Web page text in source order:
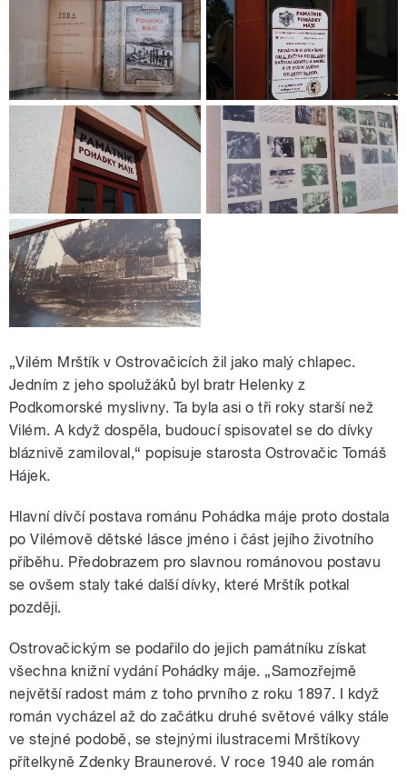
„Vilém Mrštík v Ostrovačicích žil jako malý chlapec.
Jedním z jeho spolužáků byl bratr Helenky z
Podkomorské myslivny. Ta byla asi o tři roky starší než
Vilém. A když dospěla, budoucí spisovatel se do dívky
bláznivě zamiloval,“ popisuje starosta Ostrovačic Tomáš
Hájek.
Hlavní dívčí postava románu Pohádka máje proto dostala
po Vilémově dětské lásce jméno i část jejího životního
příběhu. Předobrazem pro slavnou románovou postavu
se ovšem staly také další dívky, které Mrštík potkal
později.
Ostrovačickým se podařilo do jejich památníku získat
všechna knižní vydání Pohádky máje. „Samozřejmě
největší radost mám z toho prvního z roku 1897. I když
román vycházel až do začátku druhé světové války stále
ve stejné podobě, se stejnými ilustracemi Mrštíkovy
přítelkyně Zdenky Braunerové. V roce 1940 ale román